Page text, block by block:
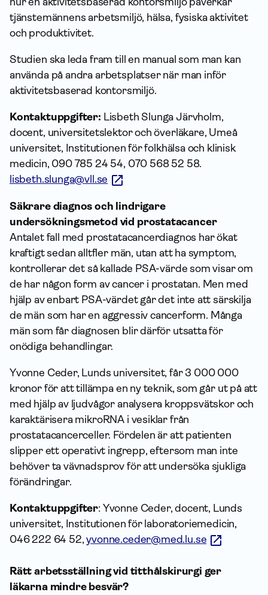
tjänstemännens arbetsmiljö, hälsa, fysiska aktivitet
och produktivitet.
Studien ska leda fram till en manual som man kan
använda på andra arbetsplatser när man inför
aktivitetsbaserad kontorsmiljö.
Kontaktuppgifter: Lisbeth Slunga Järvholm,
docent, universitetslektor och överläkare, Umeå
universitet, Institutionen för folkhälsa och klinisk
medicin, 090 785 24 54, 070 568 52 58.
lisbeth.slunga@vll.se
Säkrare diagnos och lindrigare
undersökningsmetod vid prostatacancer
Antalet fall med prostatacancerdiagnos har ökat
kraftigt sedan alltfler män, utan att ha symptom,
kontrollerar det så kallade PSA-värde som visar om
de har någon form av cancer i prostatan. Men med
hjälp av enbart PSA-värdet går det inte att särskilja
de män som har en aggressiv cancerform. Många
män som får diagnosen blir därför utsatta för
onödiga behandlingar.
Yvonne Ceder, Lunds universitet, får 3 000 000
kronor för att tillämpa en ny teknik, som går ut på att
med hjälp av ljudvågor analysera kroppsvätskor och
karaktärisera mikroRNA i vesiklar från
prostatacancerceller. Fördelen är att patienten
slipper ett operativt ingrepp, eftersom man inte
behöver ta vävnadsprov för att undersöka sjukliga
förändringar.
Kontaktuppgifter: Yvonne Ceder, docent, Lunds
universitet, Institutionen för laboratoriemedicin,
046 222 64 52,yvonne.ceder@med.lu.se
Rätt arbetsställning vid titthålskirurgi ger
läkarna mindre besvär?